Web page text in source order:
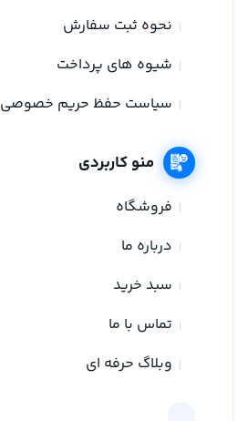
نحوه ثبت سفارش
شیوه های پرداخت
سیاست حفظ حریم خصوصی
منو کاربردی
فروشگاه
درباره ما
سبد خرید
تماس با ما
وبلاگ حرفه ای